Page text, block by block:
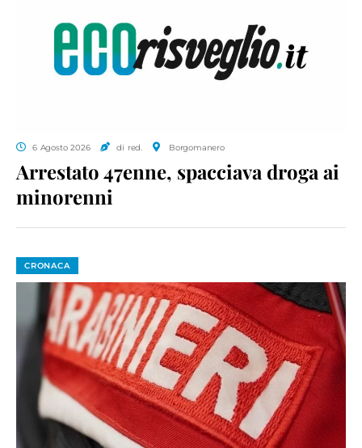
6 Agosto 2026 di red. Borgomanero
Arrestato 47enne, spacciava droga ai
minorenni
CRONACA